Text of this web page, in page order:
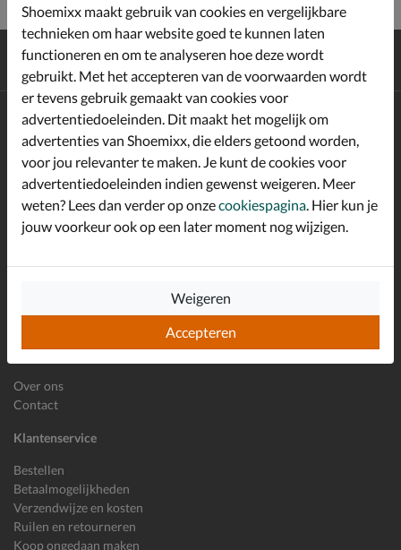
Gratisverzending en retour*
Achteraf betalen
Shoemixx
Over ons
Contact
Klantenservice
Bestellen
Betaalmogelijkheden
Verzendwijze en kosten
Ruilen en retourneren
Koop ongedaan maken
Altijd op de hoogte zijn?
Schrijf je in voor de Shoemixx nieuwsbrief en ontvang €10,-
welkomstkorting!
E-mailadres
Shoemixx maakt gebruik van cookies en vergelijkbare
technieken om haar website goed te kunnen laten
functioneren en om te analyseren hoe deze wordt
gebruikt. Met het accepteren van de voorwaarden wordt
er tevens gebruik gemaakt van cookies voor
advertentiedoeleinden. Dit maakt het mogelijk om
advertenties van Shoemixx, die elders getoond worden,
voor jou relevanter te maken. Je kunt de cookies voor
advertentiedoeleinden indien gewenst weigeren. Meer
weten? Lees dan verder op onzecookiespagina . Hier kun je
jouw voorkeur ook op een later moment nog wijzigen.
Accepteren
Weigeren